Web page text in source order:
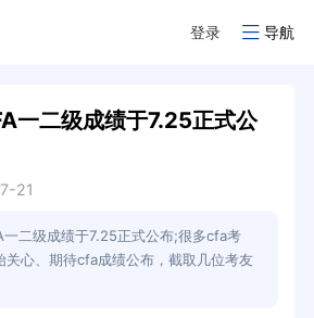
登录 导航
一二级成绩于7.25正式公
21
二级成绩于7.25正式公布;很多cfa考
关心、期待cfa成绩公布，截取几位考友